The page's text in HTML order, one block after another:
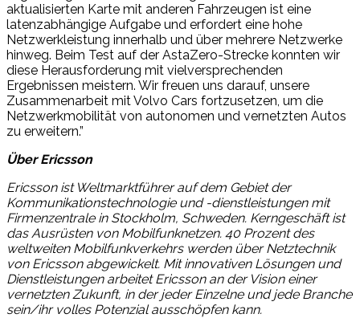
aktualisierten Karte mit anderen Fahrzeugen ist eine
latenzabhängige Aufgabe und erfordert eine hohe
Netzwerkleistung innerhalb und über mehrere Netzwerke
hinweg. Beim Test auf der AstaZero-Strecke konnten wir
diese Herausforderung mit vielversprechenden
Ergebnissen meistern. Wir freuen uns darauf, unsere
Zusammenarbeit mit Volvo Cars fortzusetzen, um die
Netzwerkmobilität von autonomen und vernetzten Autos
zu erweitern.”
Über Ericsson
Ericsson ist Weltmarktführer auf dem Gebiet der
Kommunikationstechnologie und -dienstleistungen mit
Firmenzentrale in Stockholm, Schweden. Kerngeschäft ist
das Ausrüsten von Mobilfunknetzen. 40 Prozent des
weltweiten Mobilfunkverkehrs werden über Netztechnik
von Ericsson abgewickelt. Mit innovativen Lösungen und
Dienstleistungen arbeitet Ericsson an der Vision einer
vernetzten Zukunft, in der jeder Einzelne und jede Branche
sein/ihr volles Potenzial ausschöpfen kann.